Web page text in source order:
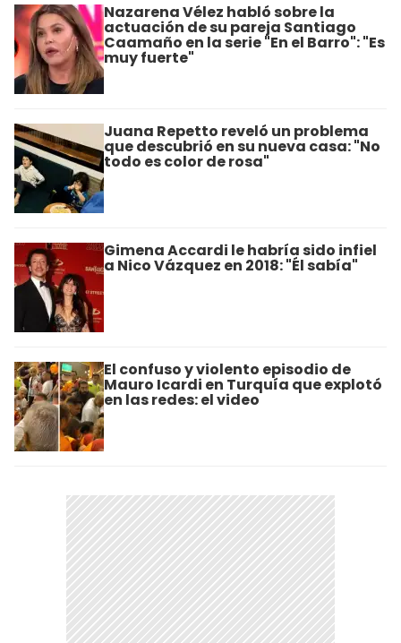
Nazarena Vélez habló sobre la
actuación de su pareja Santiago
Caamaño en la serie "En el Barro": "Es
muy fuerte"
Juana Repetto reveló un problema
que descubrió en su nueva casa: "No
todo es color de rosa"
Gimena Accardi le habría sido infiel
a Nico Vázquez en 2018: "Él sabía"
El confuso y violento episodio de
Mauro Icardi en Turquía que explotó
en las redes: el video